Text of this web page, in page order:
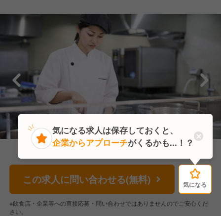
この求人に問い合わせる(無料) 気になる
※飲食店・企業等への直接応募・問い合わせではありませんのでご安心くだ
さい。
気になる
気になる求人は保存しておくと、
企業からアプローチがくるかも...！？